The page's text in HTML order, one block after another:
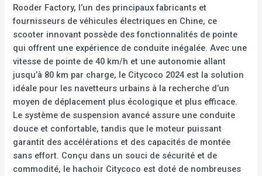
Rooder Factory, l’un des principaux fabricants et
fournisseurs de véhicules électriques en Chine, ce
scooter innovant possède des fonctionnalités de pointe
qui offrent une expérience de conduite inégalée. Avec une
vitesse de pointe de 40 km/h et une autonomie allant
jusqu’à 80 km par charge, le Citycoco 2024 est la solution
idéale pour les navetteurs urbains à la recherche d’un
moyen de déplacement plus écologique et plus efficace.
Le système de suspension avancé assure une conduite
douce et confortable, tandis que le moteur puissant
garantit des accélérations et des capacités de montée
sans effort. Conçu dans un souci de sécurité et de
commodité, le hachoir Citycoco est doté de nombreuses